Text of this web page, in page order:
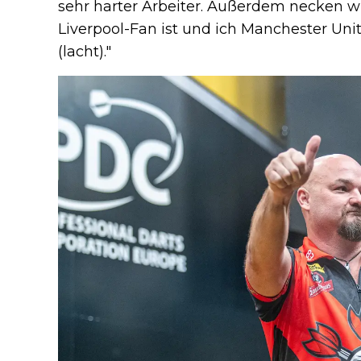
sehr harter Arbeiter. Außerdem necken
Liverpool-Fan ist und ich Manchester
(lacht)."